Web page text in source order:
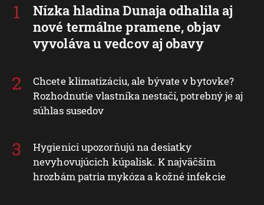
Nízka hladina Dunaja odhalila aj
nové termálne pramene, objav
vyvoláva u vedcov aj obavy
Chcete klimatizáciu, ale bývate v bytovke?
Rozhodnutie vlastníka nestačí, potrebný je aj
súhlas susedov
Hygienici upozorňujú na desiatky
nevyhovujúcich kúpalísk. K najväčším
hrozbám patria mykóza a kožné infekcie